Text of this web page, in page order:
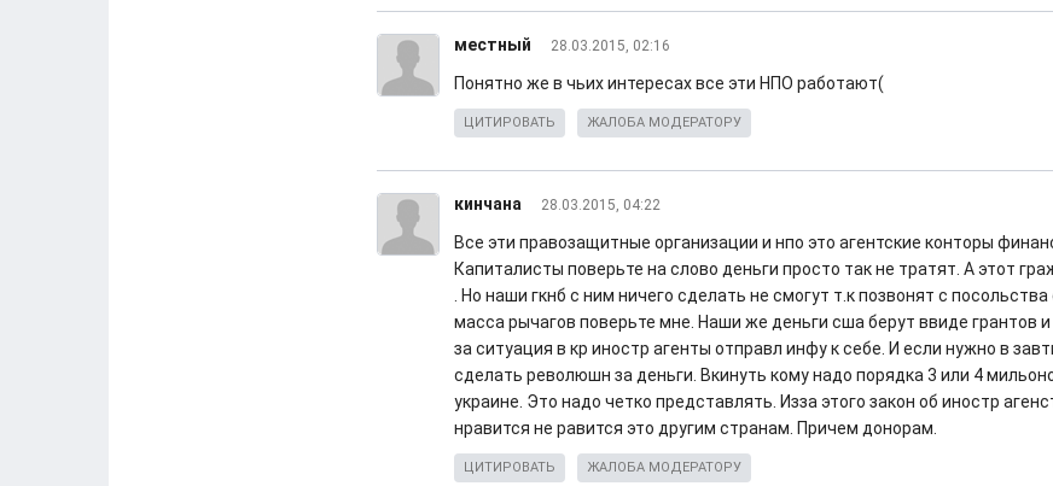
местный 28.03.2015, 02:16
Понятно же в чьих интересах все эти НПО работают(
ЦИТИРОВАТЬ ЖАЛОБА МОДЕРАТОРУ
кинчана 28.03.2015, 04:22
Все эти правозащитные организации и нпо это агентские конторы
Капиталисты поверьте на слово деньги просто так не тратят. А этот
. Но наши гкнб с ним ничего сделать не смогут т.к позвонят с
масса рычагов поверьте мне. Наши же деньги сша берут ввиде грантов
за ситуация в кр иностр агенты отправл инфу к себе. И если нужно в
сделать революшн за деньги. Вкинуть кому надо порядка 3 или 4
украине. Это надо четко представлять. Изза этого закон об иностр
нравится не равится это другим странам. Причем донорам.
ЦИТИРОВАТЬ ЖАЛОБА МОДЕРАТОРУ